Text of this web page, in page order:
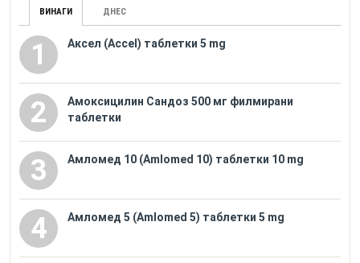
ВИНАГИ ДНЕС
1 Аксел (Accel) таблетки 5 mg
2
Амоксицилин Сандоз 500 мг филмирани
таблетки
3 Амломед 10 (Amlomed 10) таблетки 10 mg
4 Амломед 5 (Amlomed 5) таблетки 5 mg